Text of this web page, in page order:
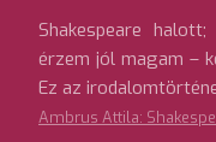
Shakespeare
érzem jól magam –
Ez az
Ambrus Attila: